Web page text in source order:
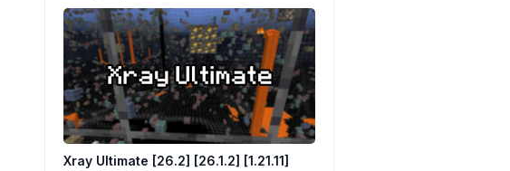
Xray Ultimate [26.2] [26.1.2] [1.21.11]